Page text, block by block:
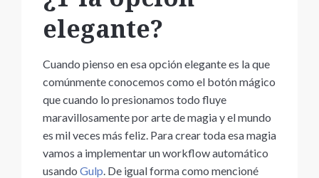
elegante?
Cuando pienso en esa opción elegante es la que
comúnmente conocemos como el botón mágico
que cuando lo presionamos todo fluye
maravillosamente por arte de magia y el mundo
es mil veces más feliz. Para crear toda esa magia
vamos a implementar un workflow automático
usando Gulp. De igual forma como mencioné